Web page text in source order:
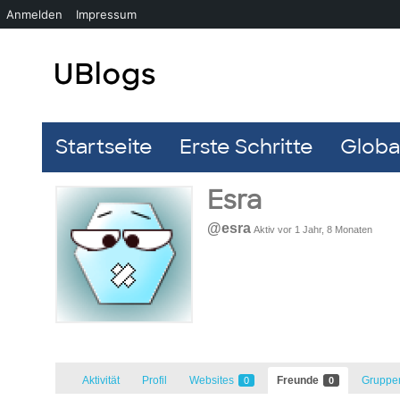
Startseite Erste Schritte
Esra
@esra Aktiv vor 1 Jahr, 8 Monaten
Aktivität Profil Websites 0 Freunde 0
Anmelden Impressum